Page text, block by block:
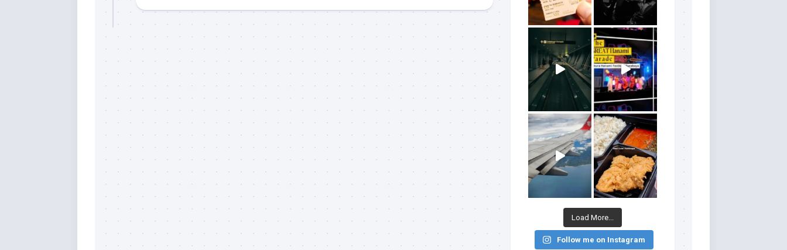
Load More...
Follow me on Instagram